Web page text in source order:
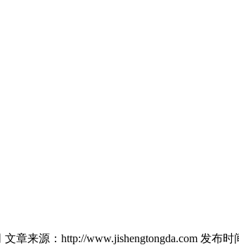
文章来源：http://www.jishengtongda.com 发布时